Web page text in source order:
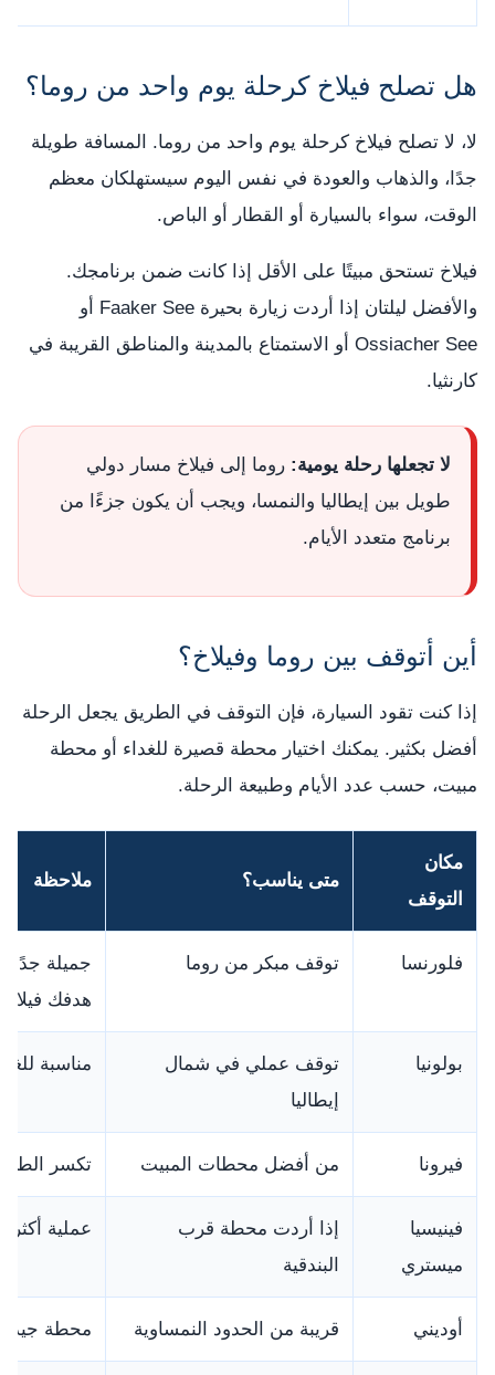
هل تصلح فيلاخ كرحلة يوم واحد من روما؟
لا، لا تصلح فيلاخ كرحلة يوم واحد من روما. المسافة طويلة
جدًا، والذهاب والعودة في نفس اليوم سيستهلكان معظم
الوقت، سواء بالسيارة أو القطار أو الباص.
فيلاخ تستحق مبيتًا على الأقل إذا كانت ضمن برنامجك.
والأفضل ليلتان إذا أردت زيارة بحيرة Faaker See أو
Ossiacher See أو الاستمتاع بالمدينة والمناطق القريبة في
كارنثيا.
لا تجعلها رحلة يومية: روما إلى فيلاخ مسار دولي
طويل بين إيطاليا والنمسا، ويجب أن يكون جزءًا من
برنامج متعدد الأيام.
أين أتوقف بين روما وفيلاخ؟
إذا كنت تقود السيارة، فإن التوقف في الطريق يجعل الرحلة
أفضل بكثير. يمكنك اختيار محطة قصيرة للغداء أو محطة
مبيت، حسب عدد الأيام وطبيعة الرحلة.
مكان
التوقف
متى يناسب؟ ملاحظة
فلورنسا توقف مبكر من روما
جميلة جدًا،
هدفك فيلاخ
بولونيا
توقف عملي في شمال
إيطاليا
مناسبة
فيرونا من أفضل محطات المبيت تكسر
فينيسيا
ميستري
إذا أردت محطة قرب
البندقية
عملية أكثر
أوديني قريبة من الحدود النمساوية محطة جيدة